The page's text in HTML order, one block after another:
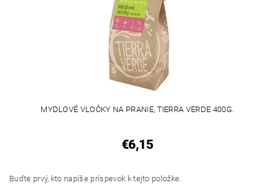
MYDLOVÉ VLOČKY NA PRANIE, TIERRA VERDE 400G.
€6,15
Buďte prvý, kto napíše príspevok k tejto položke.